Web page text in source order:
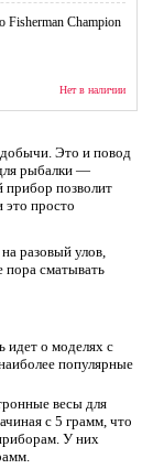
Fisherman Champion
Нет в наличии
добычи. Это и повод
рыбалки —
позволит
просто
разовый улов,
пора сматывать
идет о моделях с
популярные
весы для
с 5 грамм, что
У них